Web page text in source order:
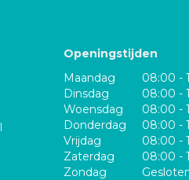
Openingstijden
Maandag
08:00 -
Dinsdag
08:00 -
Woensdag
08:00 -
Donderdag
08:00 -
Vrijdag
08:00 -
Zaterdag
08:00 -
Zondag